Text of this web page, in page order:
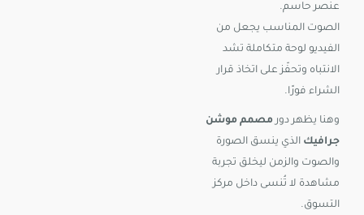
عنصر حاسم.
الصوت المناسب يجعل من
الفيديو لوحة متكاملة تشد
الانتباه وتحفّز على اتخاذ قرار
الشراء فورًا.
وهنا يظهر دورمصمم موشن
جرافيك الذي ينسق الصورة
والصوت والزمن ليخلق تجربة
مشاهدة لا تُنسى داخل مركز
التسوق.